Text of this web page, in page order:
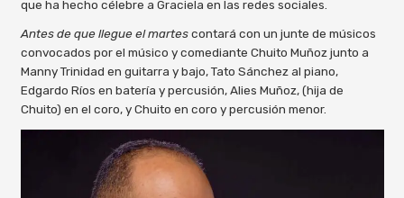
que ha hecho célebre a Graciela en las redes sociales.
Antes de que llegue el martes contará con un junte de músicos
convocados por el músico y comediante Chuito Muñoz junto a
Manny Trinidad en guitarra y bajo, Tato Sánchez al piano,
Edgardo Ríos en batería y percusión, Alies Muñoz, (hija de
Chuito) en el coro, y Chuito en coro y percusión menor.